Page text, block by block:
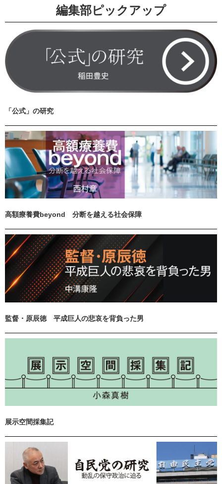
編集部ピックアップ
「公式」の研究
高額療養費beyond 分断を越える社会保障
監督・原辰徳 平成巨人の悲哀を背負った男
展示空間採集記